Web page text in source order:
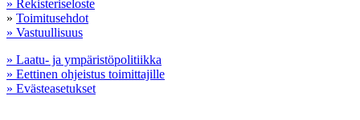
» Rekisteriseloste
» Toimitusehdot
» Vastuullisuus
» Laatu- ja ympäristöpolitiikka
» Eettinen ohjeistus toimittajille
» Evästeasetukset